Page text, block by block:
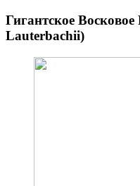
Гигантское Восковое
Lauterbachii)